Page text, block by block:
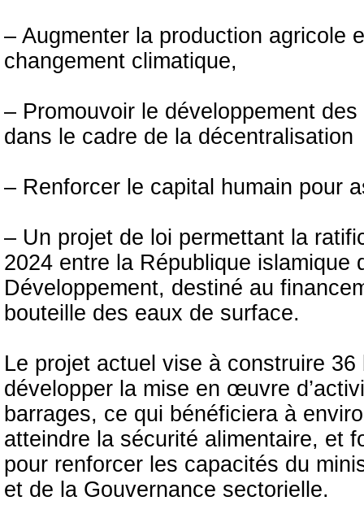
– Augmenter la production agricole
changement climatique,
– Promouvoir le développement
dans le cadre de la décentralisation
– Renforcer le capital humain pour
– Un projet de loi permettant la
2024 entre la République islamique
Développement, destiné au
bouteille des eaux de surface.
Le projet actuel vise à construire
développer la mise en œuvre
barrages, ce qui bénéficiera à
atteindre la sécurité alimentaire, et
pour renforcer les capacités du
et de la Gouvernance sectorielle.